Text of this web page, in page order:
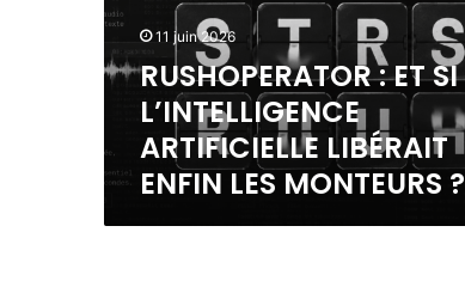
E
R
A
R
:
T
11 juin 2026
RUSHOPERATOR : ET SI
L’INTELLIGENCE
ARTIFICIELLE LIBÉRAIT
ENFIN LES MONTEURS ?